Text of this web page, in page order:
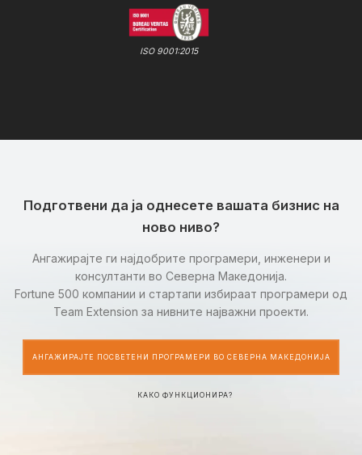
ISO 9001:2015
Подготвени да ја однесете вашата бизнис на
ново ниво?
Ангажирајте ги најдобрите програмери, инженери и
консултанти во Северна Македонија.
Fortune 500 компании и стартапи избираат програмери од
Team Extension за нивните најважни проекти.
АНГАЖИРАЈТЕ ПОСВЕТЕНИ ПРОГРАМЕРИ ВО СЕВЕРНА МАКЕДОНИЈА
КАКО ФУНКЦИОНИРА?